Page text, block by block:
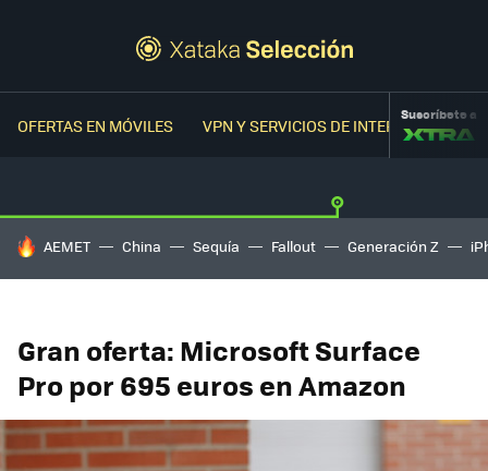
OFERTAS EN MÓVILES VPN Y SERVICIOS DE INTERNETSuscríbete a
HOY SE HABLA DE
AEMET China Sequía Fallout Generación Z
Gran oferta: Microsoft Surface
Pro por 695 euros en Amazon